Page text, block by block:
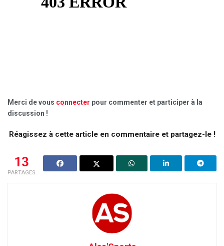
Merci de vous connecter pour commenter et participer à la
discussion !
Réagissez à cette article en commentaire et partagez-le !
13
PARTAGES